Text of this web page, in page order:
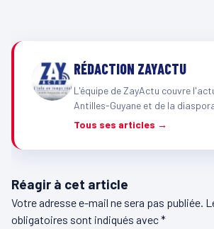
RÉDACTION ZAYACTU
L'équipe de ZayActu couvre
Antilles-Guyane et de la
Tous ses articles →
Réagir à cet article
Votre adresse e-mail ne sera pas publiée.
obligatoires sont indiqués avec*